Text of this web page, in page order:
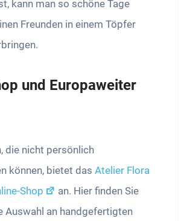
kann man so schöne Tage
Freunden in einem Töpfer
und Europaweiter
die nicht persönlich
können, bietet das Atelier Flora
Shop
an. Hier finden Sie
Auswahl an handgefertigten